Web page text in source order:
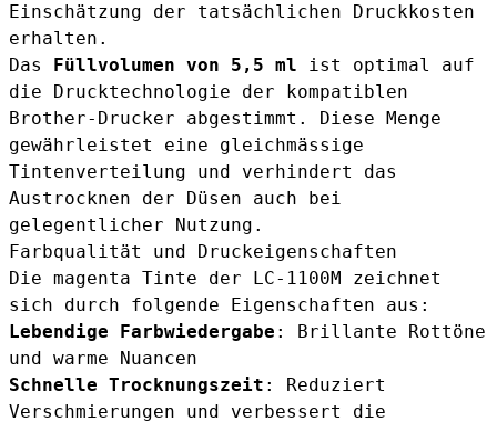
Einschätzung der tatsächlichen Druckkosten
erhalten.
Das
Füllvolumen von 5,5 ml ist optimal auf
die Drucktechnologie der kompatiblen
Brother-Drucker abgestimmt. Diese Menge
gewährleistet eine gleichmässige
Tintenverteilung und verhindert das
Austrocknen der Düsen auch bei
gelegentlicher Nutzung.
Farbqualität und Druckeigenschaften
Die magenta Tinte der LC-1100M zeichnet
sich durch folgende Eigenschaften aus:
Lebendige Farbwiedergabe : Brillante Rottöne
und warme Nuancen
Schnelle Trocknungszeit : Reduziert
Verschmierungen und verbessert die